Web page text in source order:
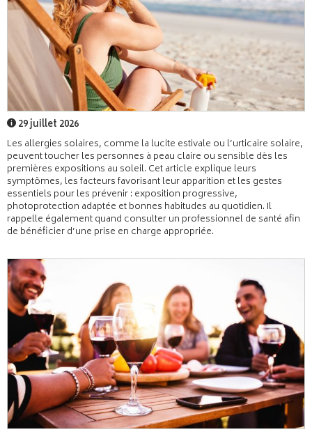
29 juillet 2026
Les allergies solaires, comme la lucite estivale ou l’urticaire solaire,
peuvent toucher les personnes à peau claire ou sensible dès les
premières expositions au soleil. Cet article explique leurs
symptômes, les facteurs favorisant leur apparition et les gestes
essentiels pour les prévenir : exposition progressive,
photoprotection adaptée et bonnes habitudes au quotidien. Il
rappelle également quand consulter un professionnel de santé afin
de bénéficier d’une prise en charge appropriée.